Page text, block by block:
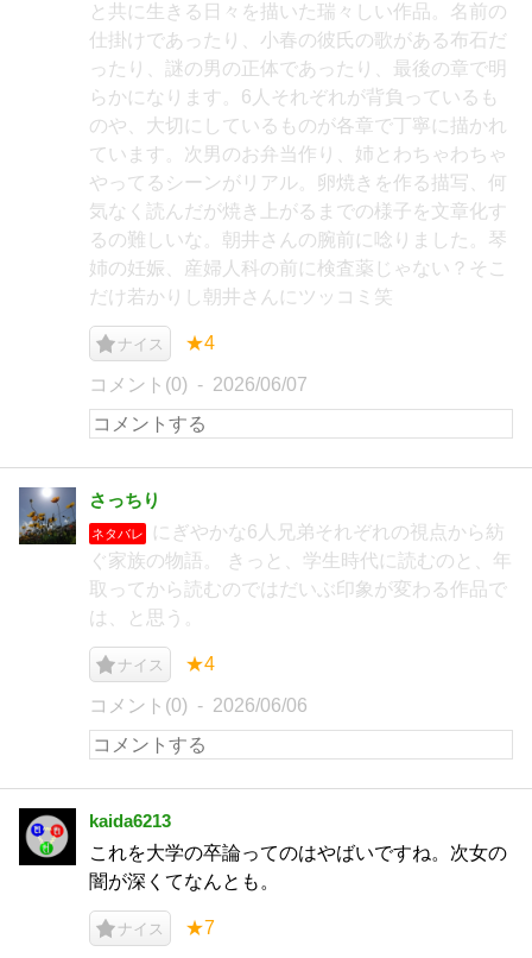
と共に生きる日々を描いた瑞々しい作品。名前の
仕掛けであったり、小春の彼氏の歌がある布石だ
ったり、謎の男の正体であったり、最後の章で明
らかになります。6人それぞれが背負っているも
のや、大切にしているものが各章で丁寧に描かれ
ています。次男のお弁当作り、姉とわちゃわちゃ
やってるシーンがリアル。卵焼きを作る描写、何
気なく読んだが焼き上がるまでの様子を文章化す
るの難しいな。朝井さんの腕前に唸りました。琴
姉の妊娠、産婦人科の前に検査薬じゃない？そこ
だけ若かりし朝井さんにツッコミ笑
ナイス ★4
コメント(0) 2026/06/07
さっちり
ネタバレ
にぎやかな6人兄弟それぞれの視点から紡
ぐ家族の物語。 きっと、学生時代に読むのと、年
取ってから読むのではだいぶ印象が変わる作品で
は、と思う。
ナイス ★4
コメント(0) 2026/06/06
kaida6213
これを大学の卒論ってのはやばいですね。次女の
闇が深くてなんとも。
ナイス ★7